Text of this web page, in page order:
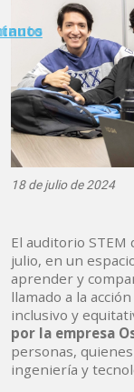
Nuestra Huella
Transparencia
18 de julio de 2024
El auditorio STEM
julio, en un
aprender y
llamado a la
inclusivo y
por la empresa
personas,
ingeniería y